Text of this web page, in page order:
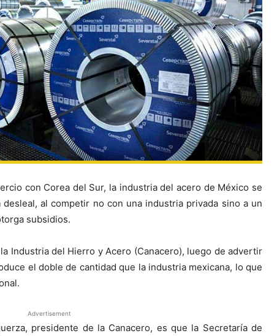
con Corea del Sur, la industria del acero de México se
al competir no con una industria privada sino a un
subsidios.
Industria del Hierro y Acero (Canacero), luego de advertir
el doble de cantidad que la industria mexicana, lo que
Advertisement
presidente de la Canacero, es que la Secretaría de